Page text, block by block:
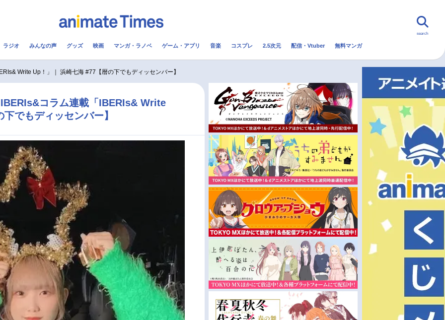
コスプレ 2.5次元 配信・Vtuber トレンド 無料マンガ
今期アニメ曜日別一覧 秋アニメ
冬アニメ
search
ラジオ みんなの声 グッズ 映画 マンガ・ラノベ ゲーム・アプリ 音楽 コスプレ 2.5次元 配信・Vtuber 無料マンガ
Write Up！」｜ 浜崎七海 #77【暦の下でもディッセンバー】
コラム連載「IBERIs& Write
でもディッセンバー】